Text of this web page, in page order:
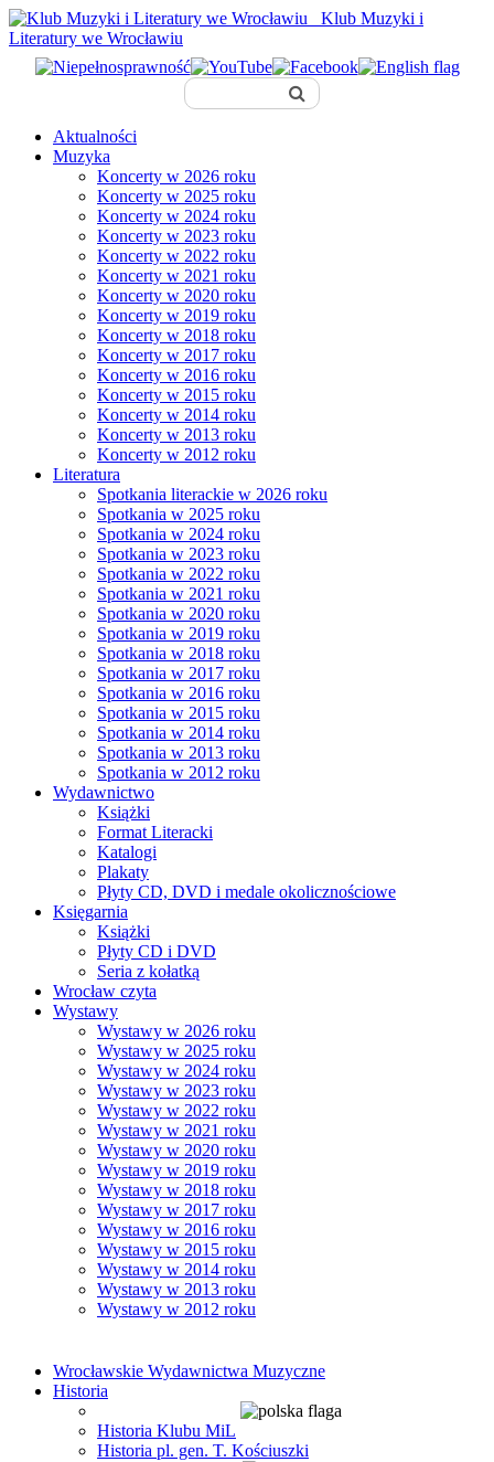
Klub Muzyki i
Literatury we Wrocławiu
Aktualności
Muzyka
Koncerty w 2026 roku
Koncerty w 2025 roku
Koncerty w 2024 roku
Koncerty w 2023 roku
Koncerty w 2022 roku
Koncerty w 2021 roku
Koncerty w 2020 roku
Koncerty w 2019 roku
Koncerty w 2018 roku
Koncerty w 2017 roku
Koncerty w 2016 roku
Koncerty w 2015 roku
Koncerty w 2014 roku
Koncerty w 2013 roku
Koncerty w 2012 roku
Literatura
Spotkania literackie w 2026 roku
Spotkania w 2025 roku
Spotkania w 2024 roku
Spotkania w 2023 roku
Spotkania w 2022 roku
Spotkania w 2021 roku
Spotkania w 2020 roku
Spotkania w 2019 roku
Spotkania w 2018 roku
Spotkania w 2017 roku
Spotkania w 2016 roku
Spotkania w 2015 roku
Spotkania w 2014 roku
Spotkania w 2013 roku
Spotkania w 2012 roku
Wydawnictwo
Książki
Format Literacki
Katalogi
Plakaty
Płyty CD, DVD i medale okolicznościowe
Księgarnia
Książki
Płyty CD i DVD
Seria z kołatką
Wrocław czyta
Wystawy
Wystawy w 2026 roku
Wystawy w 2025 roku
Wystawy w 2024 roku
Wystawy w 2023 roku
Wystawy w 2022 roku
Wystawy w 2021 roku
Wystawy w 2020 roku
Wystawy w 2019 roku
Wystawy w 2018 roku
Wystawy w 2017 roku
Wystawy w 2016 roku
Wystawy w 2015 roku
Wystawy w 2014 roku
Wystawy w 2013 roku
Wystawy w 2012 roku
Wrocławskie Wydawnictwa Muzyczne
Historia
Historia Klubu MiL
Historia pl. gen. T. Kościuszki